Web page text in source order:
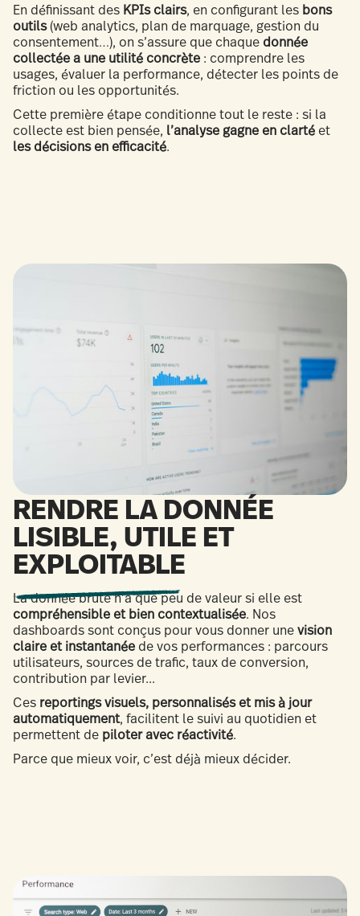
En définissant des KPIs clairs, en configurant les bons
outils(web analytics, plan de marquage, gestion du
consentement…), on s’assure que chaque donnée
collectée a une utilité concrète : comprendre les
usages, évaluer la performance, détecter les points de
friction ou les opportunités.
Cette première étape conditionne tout le reste : si la
collecte est bien pensée, l’analyse gagne en clarté et
les décisions en efficacité.
RENDRE LA DONNÉE
LISIBLE, UTILE ET
EXPLOITABLE
La donnée brute n’a que peu de valeur si elle est
compréhensible et bien contextualisée. Nos
dashboards sont conçus pour vous donner unevision
claire et instantanée de vos performances : parcours
utilisateurs, sources de trafic, taux de conversion,
contribution par levier...
Ces reportings visuels, personnalisés et mis à jour
automatiquement, facilitent le suivi au quotidien et
permettent de piloter avec réactivité.
Parce que mieux voir, c’est déjà mieux décider.